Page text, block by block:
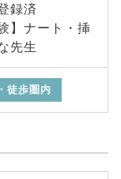
録済
】ナート・挿
先生
徒歩圏内